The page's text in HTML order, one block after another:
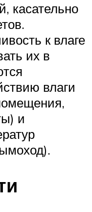
касательно
к влаге
их в
влаги
и